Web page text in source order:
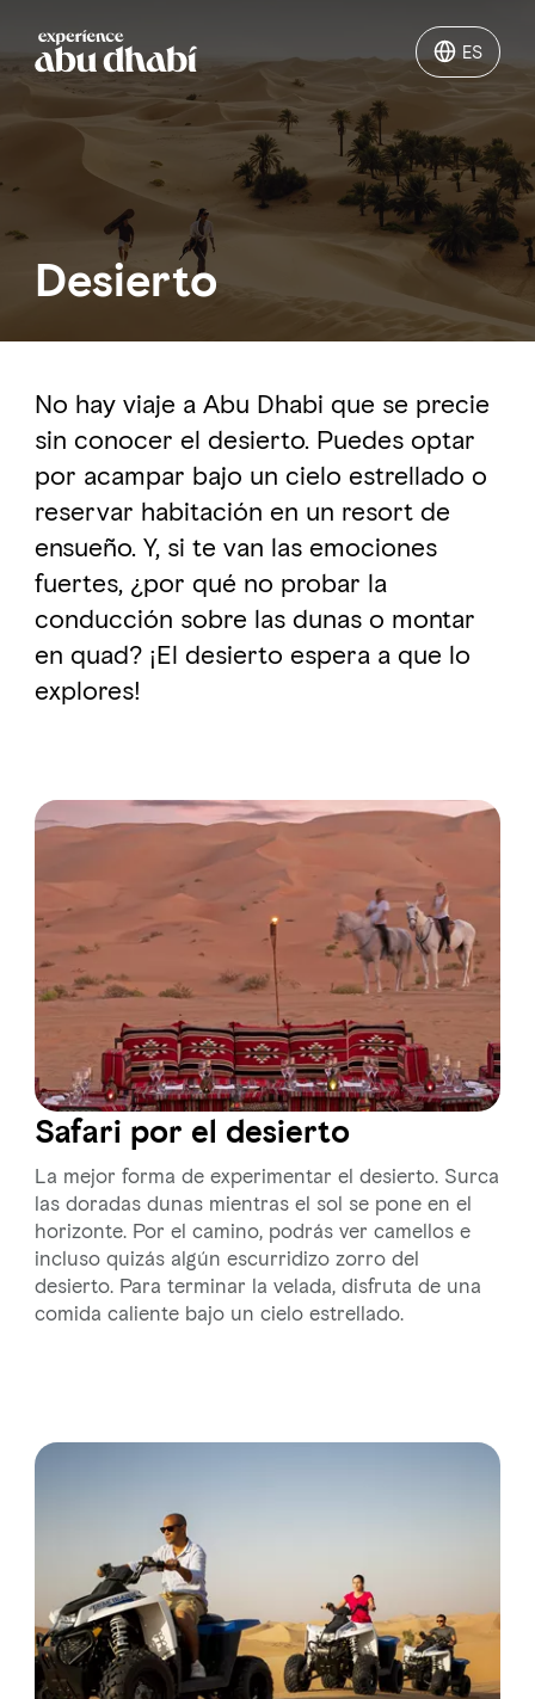
ES
ES
Qué hacer
Qué visitar en Abu Dhabi
Planifica tu viaje
Desierto
No hay viaje a Abu Dhabi que se precie
sin conocer el desierto. Puedes optar
por acampar bajo un cielo estrellado o
reservar habitación en un resort de
ensueño. Y, si te van las emociones
fuertes, ¿por qué no probar la
conducción sobre las dunas o montar
en quad? ¡El desierto espera a que lo
explores!
Safari por el desierto
La mejor forma de experimentar el desierto. Surca
las doradas dunas mientras el sol se pone en el
horizonte. Por el camino, podrás ver camellos e
incluso quizás algún escurridizo zorro del
desierto. Para terminar la velada, disfruta de una
comida caliente bajo un cielo estrellado.